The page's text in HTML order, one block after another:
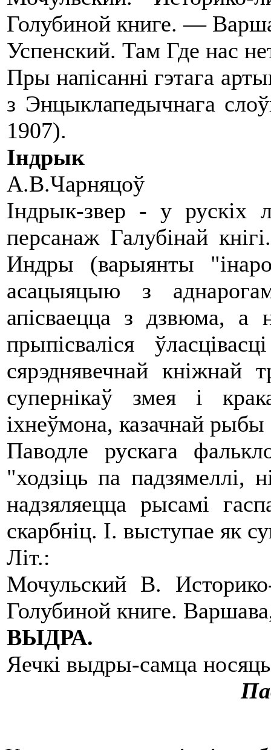
Голубиной книге. —
Успенский. Там Где нас
Пры напісанні гэтага
з Энцыклапедычнага
1907).
Індрык
А.В.Чарняцоў
Індрык-звер - у рускіх
персанаж Галубінай
Индры (варыянты
асацыяцыю з
апісваецца з дзвюма,
прыпісваліся
сярэднявечнай
супернікаў змея і
іхнеўмона, казачнай
Паводле рускага
"ходзіць па падзямеллі,
надзяляецца рысамі
скарбніц. І. выступае як
Літ.:
Мочульский В.
Голубиной книге.
ВЫДРА.
Яечкі выдры-самца